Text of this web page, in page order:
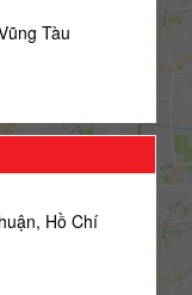
Tàu
Hồ Chí